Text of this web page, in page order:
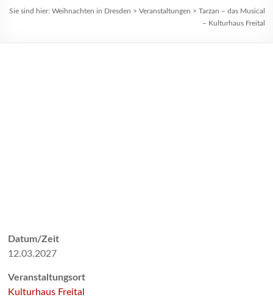
Sie sind hier: Weihnachten in Dresden > Veranstaltungen > Tarzan – das Musical
– Kulturhaus Freital
Datum/Zeit
12.03.2027
Veranstaltungsort
Kulturhaus Freital